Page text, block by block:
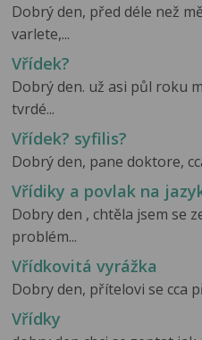
Dobrý den, před déle než
varlete,...
Vřídek?
Dobrý den. už asi půl roku
tvrdé...
Vřídek? syfilis?
Dobrý den, pane doktore,
Vřídiky a povlak na
Dobry den , chtěla jsem se
problém...
Vřídkovitá vyrážka
Dobry den, přítelovi se cca
Vřídky